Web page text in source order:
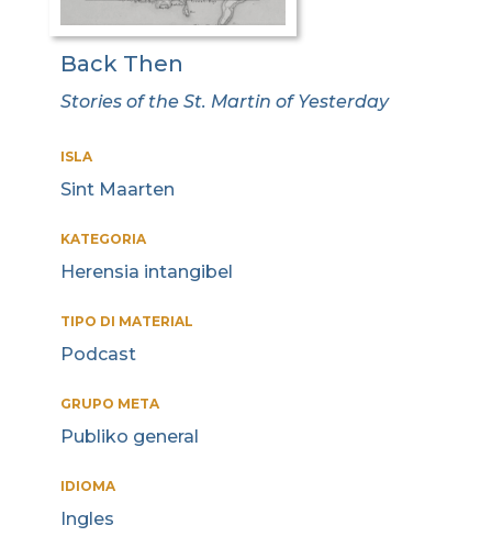
Back Then
Stories of the St. Martin of Yesterday
ISLA
Sint Maarten
KATEGORIA
Herensia intangibel
TIPO DI MATERIAL
Podcast
GRUPO META
Publiko general
IDIOMA
Ingles